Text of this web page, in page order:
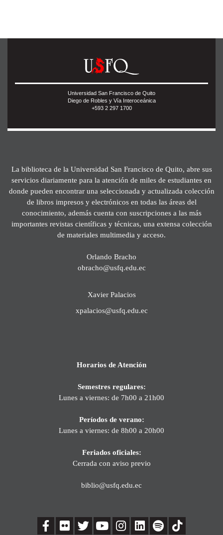
Universidad San Francisco de Quito
Diego de Robles y Vía Interoceánica
+593 2 297 1700
La biblioteca de la Universidad San Francisco de Quito, abre sus
servicios diariamente para la atención de miles de estudiantes en
donde pueden encontrar una seleccionada y actualizada colección
de libros impresos y electrónicos en todas las áreas del
conocimiento, además cuenta con suscripciones a las más
importantes revistas científicas y técnicas, una extensa colección
de materiales multimedia y acceso.
Orlando Bracho
obracho@usfq.edu.ec
Xavier Palacios
xpalacios@usfq.edu.ec
Horarios de Atención
Semestres regulares:
Lunes a viernes: de 7h00 a 21h00
Períodos de verano:
Lunes a viernes: de 8h00 a 20h00
Feriados oficiales:
Cerrada con aviso previo
biblio@usfq.edu.ec